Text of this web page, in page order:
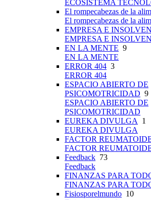
ECOSISTEMA
El rompecabezas de la
El rompecabezas de la
EMPRESA E
EMPRESA E
EN LA MENTE 9
EN LA MENTE
ERROR 404 3
ERROR 404
ESPACIO ABIERTO DE
PSICOMOTRICIDAD 9
ESPACIO ABIERTO DE
PSICOMOTRICIDAD
EUREKA DIVULGA
1
EUREKA DIVULGA
FACTOR
FACTOR
Feedback 73
Feedback
FINANZAS PARA
FINANZAS PARA
Fisiosporelmundo 10